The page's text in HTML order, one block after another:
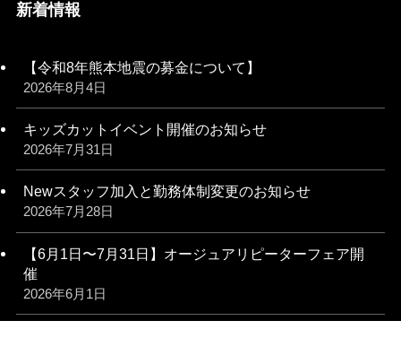
新着情報
【令和8年熊本地震の募金について】
2026年8月4日
キッズカットイベント開催のお知らせ
2026年7月31日
Newスタッフ加入と勤務体制変更のお知らせ
2026年7月28日
【6月1日〜7月31日】オージュアリピーターフェア開
催
2026年6月1日